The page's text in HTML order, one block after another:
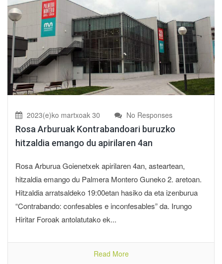
2023(e)ko martxoak 30 No Responses
Rosa Arburuak Kontrabandoari buruzko
hitzaldia emango du apirilaren 4an
Rosa Arburua Goienetxek apirilaren 4an, asteartean,
hitzaldia emango du Palmera Montero Guneko 2. aretoan.
Hitzaldia arratsaldeko 19:00etan hasiko da eta izenburua
“Contrabando: confesables e inconfesables” da. Irungo
Hiritar Foroak antolatutako ek...
Read More